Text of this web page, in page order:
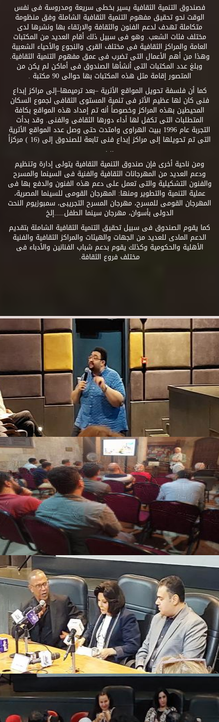
فصندوق التنمية الثقافية يسير بخطى سريعة ومدروسة فى نفس
الوقت نحو تحقيق مفهوم التنمية الثقافية الشاملة وفق منظومة
متكاملة تهدف لدعم الفنون والثقافة والارتقاء بها ونشرها لدى
مختلف فئات الشعب. وهو فى سبيل ذلك أقام العديد من المكتبات
العامة والمراكز الثقافية فى مختلف القرى والنجوع والأحياء الشعبية
وهذا من أهم الأعمال التى تضرب فى عمق مفهوم التنمية الثقافية.
وبلغ عدد المكتبات التى أنشأها الصندوق فى أماكن لم يكن من
المتصور إقامة مثل هذه المكتبات بها حوالى 90 مكتبة .
كما أن فلسفة تحويل المواقع الأثرية –بعد ترميمها–إلى مراكز إبداع
فنى كان لها عظيم الأثر فى تنمية المستوى الثقافى لجموع السكان
المحيطين بهذه المراكز وخصوصاً أنه تم إمداد هذه المواقع بكافة
المتطلبات التى تكفل لها أداء دورها الثقافى والفنى. وقد بدأت
التجربة عام 1996 ببيت الهراوى وامتدت حتى وصل عدد المواقع الأثرية
التى تم تحويلها إلى مراكز إبداع فنى تابعة للصندوق إلى (16 ) مركزاً
.. .
ومن ناحية أخرى فإن صندوق التنمية الثقافية يتولى إدارة وتنظيم
ودعم العديد من المهرجانات الثقافية والفنية فى السينما والمسرح
والفنون التشكيلية والتى تعمل على دعم هذه الفنون والدفع بها فى
عملية التنمية والتطوير ومنها: المهرجان القومى للسينما المصرية،
المهرجان القومى للمسرح، مهرجان المسرح التجريبى، سمبوزيوم النحت
الدولى بأسوان، مهرجان سينما الطفل.....إلخ
كما يقوم الصندوق فى سبيل تحقيق التنمية الثقافية الشاملة بتقديم
الدعم المادى للعديد من الجهات والهيئات والمراكز الثقافية والفنية
الأهلية والحكومية وكذلك يقوم بدعم شباب الفنانين والأدباء فى
مختلف فروع الثقافة.